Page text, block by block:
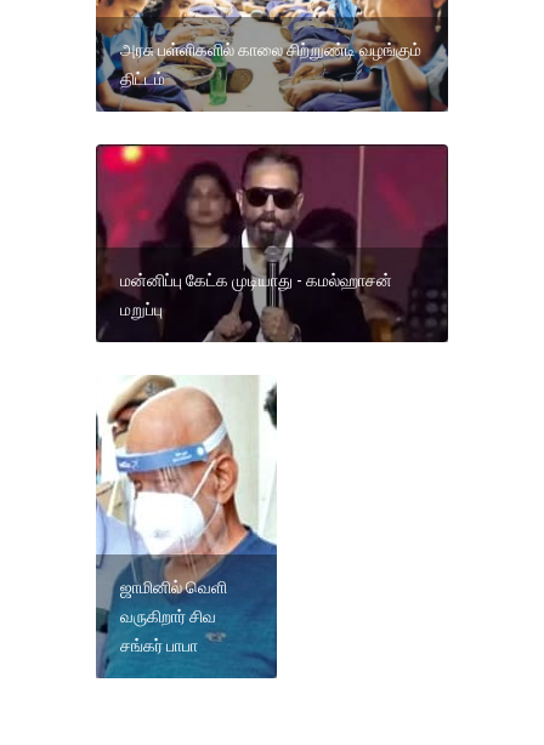
அரசு பள்ளிகளில் காலை சிற்றுண்டி வழங்கும்
திட்டம்
மன்னிப்பு கேட்க முடியாது - கமல்ஹாசன்
மறுப்பு
ஜாமினில் வெளி
வருகிறார் சிவ
சங்கர் பாபா